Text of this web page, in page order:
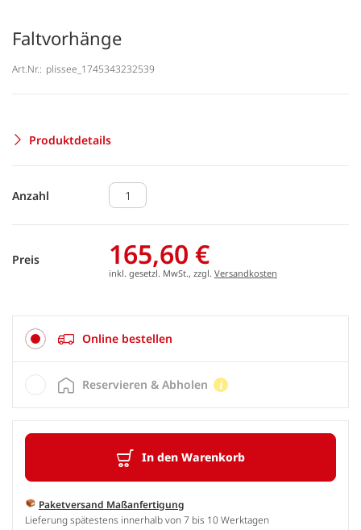
Faltvorhänge
Art.Nr.: plissee_1745343232539
Produktdetails
Anzahl
Preis 165,60 €
inkl. gesetzl. MwSt., zzgl. Versandkosten
Online bestellen
In den Warenkorb
Paketversand Maßanfertigung
Lieferung spätestens innerhalb von 7 bis 10 Werktagen
Reservieren & Abholen